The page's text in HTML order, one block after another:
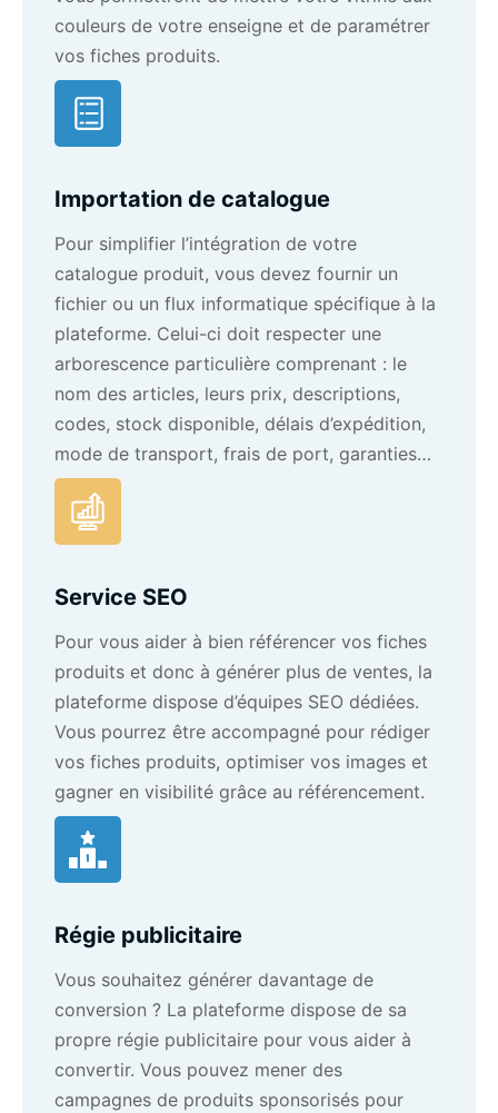
couleurs de votre enseigne et de paramétrer
vos fiches produits.
Importation de catalogue
Pour simplifier l’intégration de votre
catalogue produit, vous devez fournir un
fichier ou un flux informatique spécifique à la
plateforme. Celui-ci doit respecter une
arborescence particulière comprenant : le
nom des articles, leurs prix, descriptions,
codes, stock disponible, délais d’expédition,
mode de transport, frais de port, garanties…
Service SEO
Pour vous aider à bien référencer vos fiches
produits et donc à générer plus de ventes, la
plateforme dispose d’équipes SEO dédiées.
Vous pourrez être accompagné pour rédiger
vos fiches produits, optimiser vos images et
gagner en visibilité grâce au référencement.
Régie publicitaire
Vous souhaitez générer davantage de
conversion ? La plateforme dispose de sa
propre régie publicitaire pour vous aider à
convertir. Vous pouvez mener des
campagnes de produits sponsorisés pour